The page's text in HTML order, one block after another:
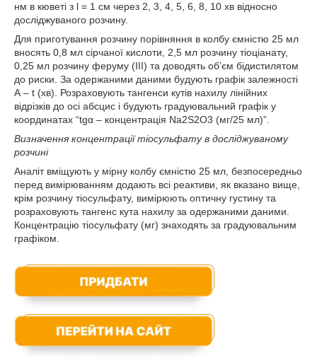
нм в кюветі з l = 1 см через 2, 3, 4, 5, 6, 8, 10 хв відносно
досліджуваного розчину.
Для приготування розчину порівняння в колбу ємністю 25 мл
вносять 0,8 мл сірчаної кислоти, 2,5 мл розчину тіоціанату,
0,25 мл розчину феруму (ІІІ) та доводять об’єм бідистилятом
до риски. За одержаними даними будують графік залежності
А – t (хв). Розраховують тангенси кутів нахилу лінійних
відрізків до осі абсцис і будують градуювальний графік у
координатах “tgα – концентрація Na2S2O3 (мг/25 мл)”.
Визначення концентрації тіосульфату в досліджуваному
розчині
Аналіт вміщують у мірну колбу ємністю 25 мл, безпосередньо
перед вимірюванням додають всі реактиви, як вказано вище,
крім розчину тіосульфату, вимірюють оптичну густину та
розраховують тангенс кута нахилу за одержаними даними.
Концентрацію тіосульфату (мг) знаходять за градуювальним
графіком.